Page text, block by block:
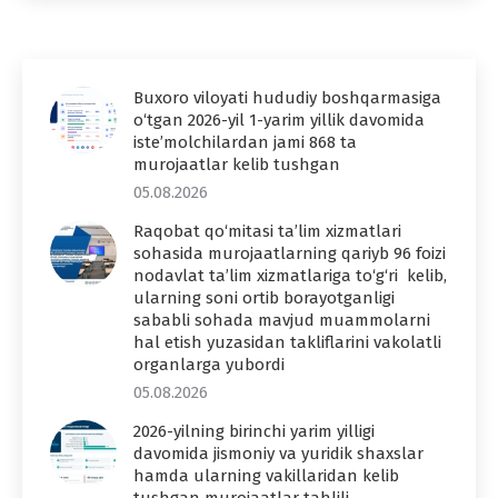
Buxoro viloyati hududiy boshqarmasiga
o‘tgan 2026-yil 1-yarim yillik davomida
iste’molchilardan jami 868 ta
murojaatlar kelib tushgan
05.08.2026
Raqobat qo‘mitasi ta’lim xizmatlari
sohasida murojaatlarning qariyb 96 foizi
nodavlat ta’lim xizmatlariga to‘g‘ri kelib,
ularning soni ortib borayotganligi
sababli sohada mavjud muammolarni
hal etish yuzasidan takliflarini vakolatli
organlarga yubordi
05.08.2026
2026-yilning birinchi yarim yilligi
davomida jismoniy va yuridik shaxslar
hamda ularning vakillaridan kelib